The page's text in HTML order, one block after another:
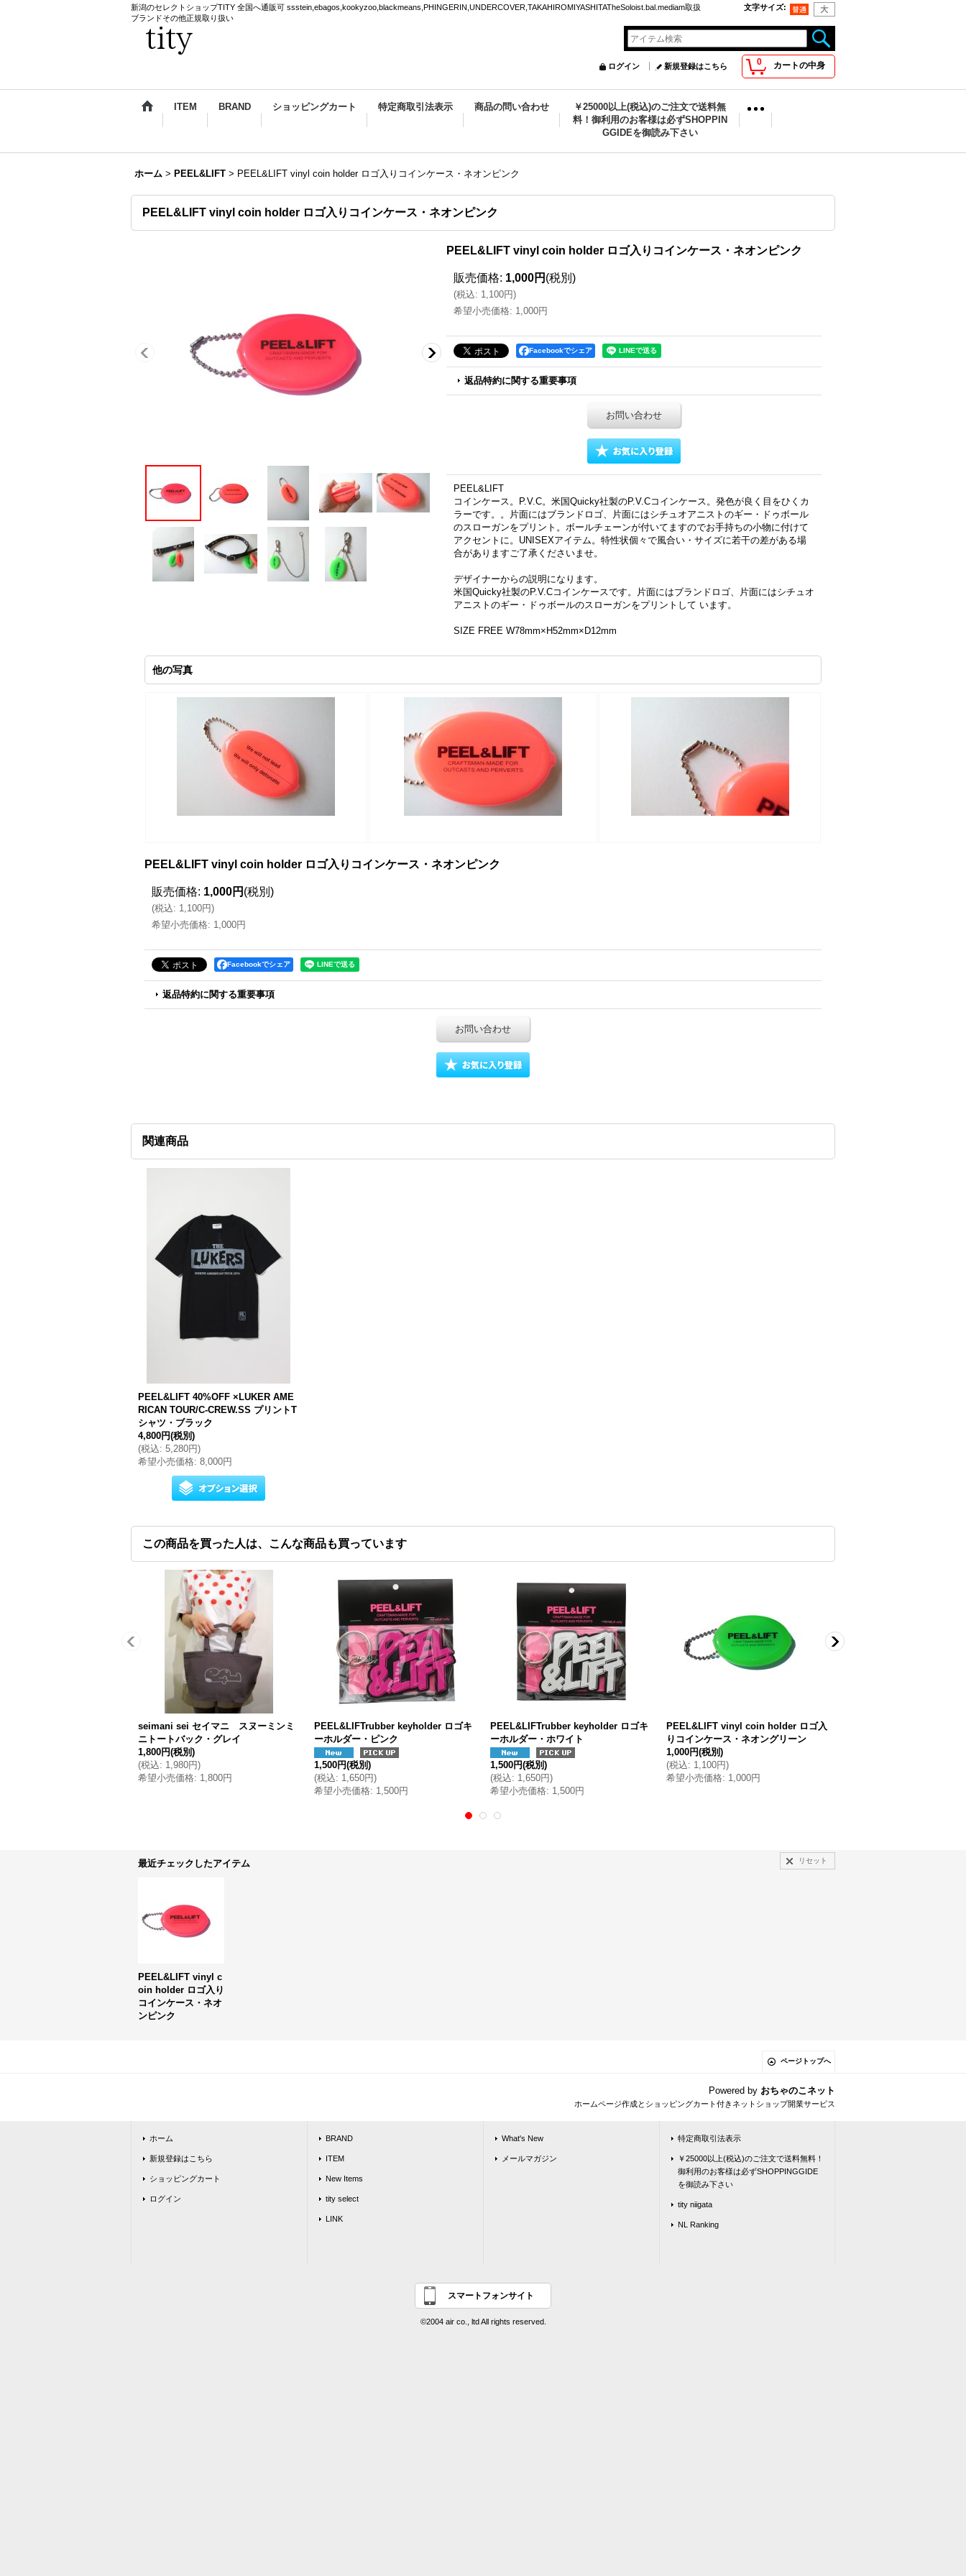
新潟のセレクトショップTITY 全国へ通販可 ssstein,ebagos,kookyzoo,blackmeans,PHINGERIN,UNDERCOVER,TAKAHIROMIYASHITATheSoloist.bal.mediam取扱
ブランドその他正規取り扱い
文字サイズ:
0 カートの中身
ログイン 新規登録はこちら
ITEM BRAND ショッピングカート 特定商取引法表示 商品の問い合わせ
￥25000以上(税込)のご注文で送料無
料！御利用のお客様は必ずSHOPPIN
GGIDEを御読み下さい
ホーム > PEEL&LIFT > PEEL&LIFT vinyl coin holder ロゴ入りコインケース・ネオンピンク
PEEL&LIFT vinyl coin holder ロゴ入りコインケース・ネオンピンク
PEEL&LIFT vinyl coin holder ロゴ入りコインケース・ネオンピンク
販売価格: 1,000円 (税別)
(税込: 1,100円)
希望小売価格: 1,000円
Facebookでシェア
返品特約に関する重要事項
お問い合わせ
PEEL&LIFT
コインケース。P.V.C。米国Quicky社製のP.V.Cコインケース。発色が良く目をひくカ
ラーです。。片面にはブランドロゴ、片面にはシチュオアニストのギー・ドゥボール
のスローガンをプリント。ボールチェーンが付いてますのでお手持ちの小物に付けて
アクセントに。UNISEXアイテム。特性状個々で風合い・サイズに若干の差がある場
合がありますご了承くださいませ。
デザイナーからの説明になります。
米国Quicky社製のP.V.Cコインケースです。片面にはブランドロゴ、片面にはシチュオ
アニストのギー・ドゥボールのスローガンをプリントして います。
SIZE FREE W78mm×H52mm×D12mm
他の写真
PEEL&LIFT vinyl coin holder ロゴ入りコインケース・ネオンピンク
販売価格: 1,000円 (税別)
(税込: 1,100円)
希望小売価格: 1,000円
Facebookでシェア
返品特約に関する重要事項
お問い合わせ
関連商品
PEEL&LIFT 40%OFF ×LUKER AME
RICAN TOUR/C-CREW.SS プリントT
シャツ・ブラック
4,800円(税別)
(税込: 5,280円)
希望小売価格: 8,000円
この商品を買った人は、こんな商品も買っています
seimani sei セイマニ スヌーミンミ
ニトートバック・グレイ
1,800円(税別)
(税込: 1,980円)
希望小売価格: 1,800円
PEEL&LIFTrubber keyholder ロゴキ
ーホルダー・ピンク
1,500円(税別)
(税込: 1,650円)
希望小売価格: 1,500円
PEEL&LIFTrubber keyholder ロゴキ
ーホルダー・ホワイト
1,500円(税別)
(税込: 1,650円)
希望小売価格: 1,500円
PEEL&LIFT vinyl coin holder ロゴ入
りコインケース・ネオングリーン
1,000円(税別)
(税込: 1,100円)
希望小売価格: 1,000円
最近チェックしたアイテム リセット
PEEL&LIFT vinyl c
oin holder ロゴ入り
コインケース・ネオ
ンピンク
ページトップへ
Powered by おちゃのこネット
ホームページ作成とショッピングカート付きネットショップ開業サービス
ホーム
新規登録はこちら
ショッピングカート
ログイン
BRAND
ITEM
New Items
tity select
LINK
What's New
メールマガジン
特定商取引法表示
￥25000以上(税込)のご注文で送料無料！
御利用のお客様は必ずSHOPPINGGIDE
を御読み下さい
tity niigata
NL Ranking
スマートフォンサイト
©2004 air co., ltd All rights reserved.